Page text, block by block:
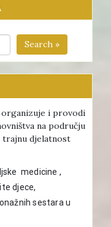
Search »
organizuje i provodi
na području
trajnu djelatnost
medicine ,
djece,
sestara u